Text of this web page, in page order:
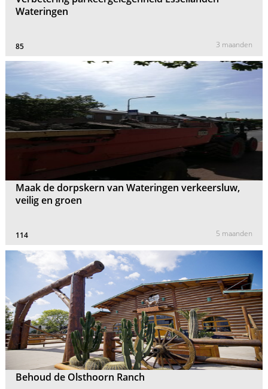
Wateringen
85 3 maanden
Maak de dorpskern van Wateringen verkeersluw,
veilig en groen
114 5 maanden
Behoud de Olsthoorn Ranch